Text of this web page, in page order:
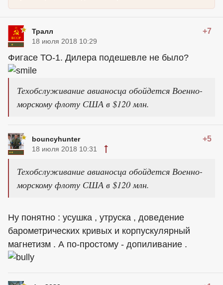
Тралл +7
18 июля 2018 10:29
Фигасе ТО-1. Дилера подешевле не было?
Техобслуживание авианосца обойдется Военно-
морскому флоту США в $120 млн.
bouncyhunter +5
18 июля 2018 10:31
Техобслуживание авианосца обойдется Военно-
морскому флоту США в $120 млн.
Ну понятно : усушка , утруска , доведение
барометрических кривых и корпускулярный
магнетизм . А по-простому - допиливание .